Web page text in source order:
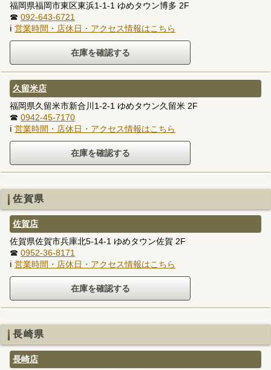
福岡県福岡市東区東浜1-1-1 ゆめタウン博多 2F
☎ 092-643-6721
ℹ 営業時間・店休日・アクセス情報はこちら
久留米店
福岡県久留米市新合川1-2-1 ゆめタウン久留米 2F
☎ 0942-45-7170
ℹ 営業時間・店休日・アクセス情報はこちら
佐賀県
佐賀店
佐賀県佐賀市兵庫北5-14-1 ゆめタウン佐賀 2F
☎ 0952-36-8171
ℹ 営業時間・店休日・アクセス情報はこちら
長崎県
長崎店